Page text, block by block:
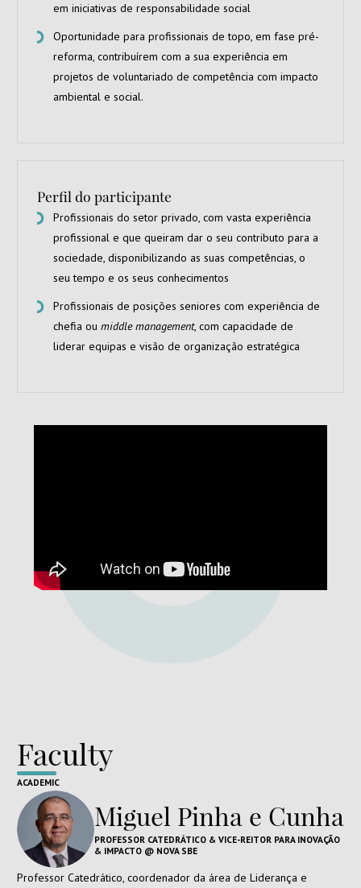
em iniciativas de responsabilidade social
Oportunidade para profissionais de topo, em fase pré-
reforma, contribuírem com a sua experiência em
projetos de voluntariado de competência com impacto
ambiental e social.
Perfil do participante
Profissionais do setor privado, com vasta experiência
profissional e que queiram dar o seu contributo para a
sociedade, disponibilizando as suas competências, o
seu tempo e os seus conhecimentos
Profissionais de posições seniores com experiência de
chefia ou middle management, com capacidade de
liderar equipas e visão de organização estratégica
Faculty
ACADEMIC
Miguel Pinha e Cunha
PROFESSOR CATEDRÁTICO & VICE-REITOR PARA INOVAÇÃO
& IMPACTO @ NOVA SBE
Professor Catedrático, coordenador da área de Liderança e